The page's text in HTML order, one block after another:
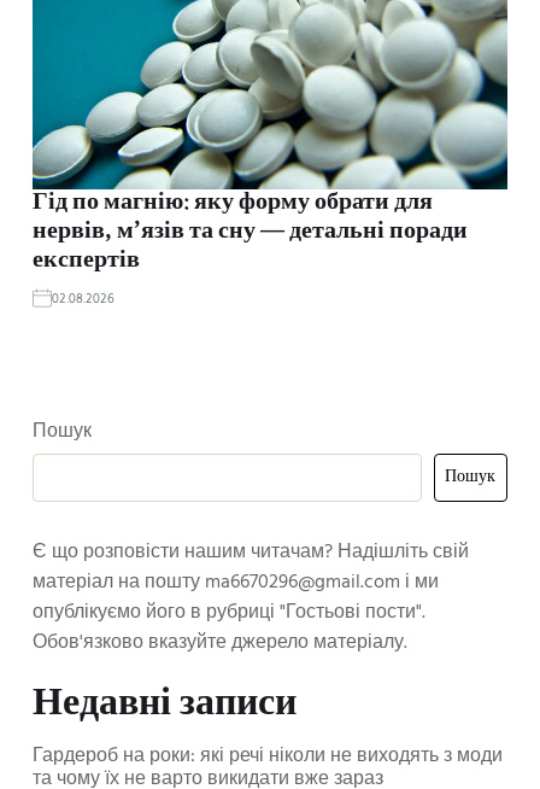
Гід по магнію: яку форму обрати для
нервів, м’язів та сну — детальні поради
експертів
02.08.2026
Пошук
Пошук
Є що розповісти нашим читачам? Надішліть свій
матеріал на поштуma6670296@gmail.com і ми
опублікуємо його в рубриці "Гостьові пости".
Обов'язково вказуйте джерело матеріалу.
Недавні записи
Гардероб на роки: які речі ніколи не виходять з моди
та чому їх не варто викидати вже зараз